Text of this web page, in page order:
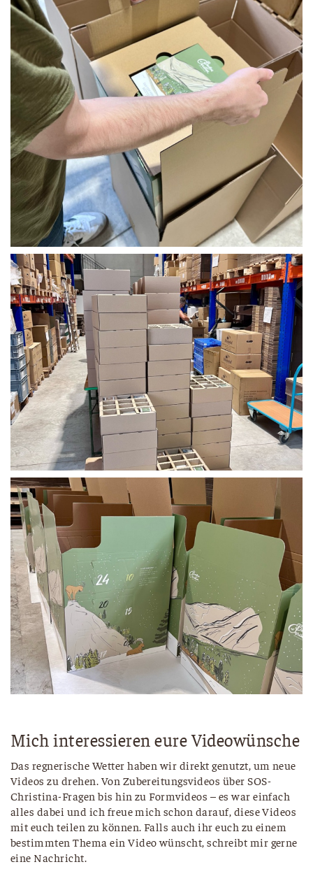
Mich interessieren eure Videowünsche
Das regnerische Wetter haben wir direkt genutzt, um neue
Videos zu drehen. Von Zubereitungsvideos über SOS-
Christina-Fragen bis hin zu Formvideos – es war einfach
alles dabei und ich freue mich schon darauf, diese Videos
mit euch teilen zu können. Falls auch ihr euch zu einem
bestimmten Thema ein Video wünscht, schreibt mir gerne
eine Nachricht.